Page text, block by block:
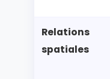
Relations
spatiales